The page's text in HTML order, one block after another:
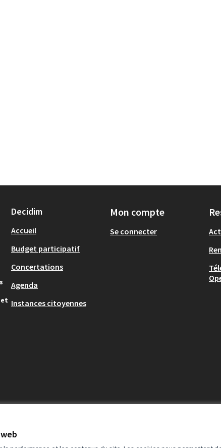
Decidim
Accueil
Budget participatif
Concertations
Agenda
Instances citoyennes
Mon compte
Se connecter